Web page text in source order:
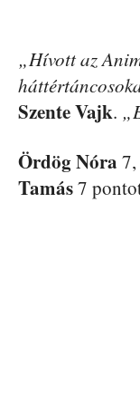
„Hívott az
Szente Vajk.
Ördög Nóra 7,
Tamás7